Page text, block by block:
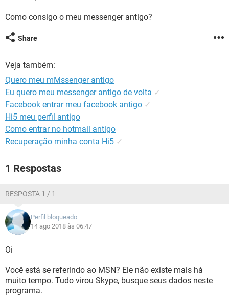
INSTAGRAM GMAIL
GUIA DE COMPRAS
INSTAGRAM
GUIA DE COMPRAS
Como consigo o meu messenger antigo?
Share
Veja também:
Quero meu mMssenger antigo
Eu quero meu messenger antigo de volta ✓
Facebook entrar meu facebook antigo ✓
Hi5 meu perfil antigo
Como entrar no hotmail antigo
Recuperação minha conta Hi5 ✓
1 Respostas
RESPOSTA 1 / 1
Perfil bloqueado
14 ago 2018 às 06:47
Oi
Você está se referindo ao MSN? Ele não existe mais há
muito tempo. Tudo virou Skype, busque seus dados neste
programa.